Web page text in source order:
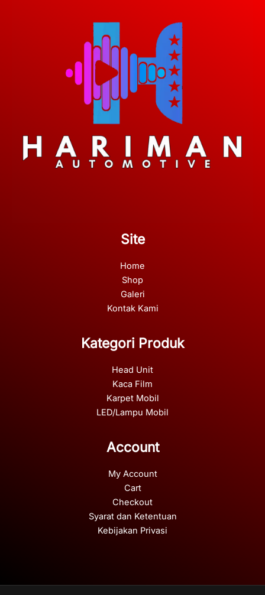
Site
Home
Shop
Galeri
Kontak Kami
Kategori Produk
Head Unit
Kaca Film
Karpet Mobil
LED/Lampu Mobil
Account
My Account
Cart
Checkout
Syarat dan Ketentuan
Kebijakan Privasi